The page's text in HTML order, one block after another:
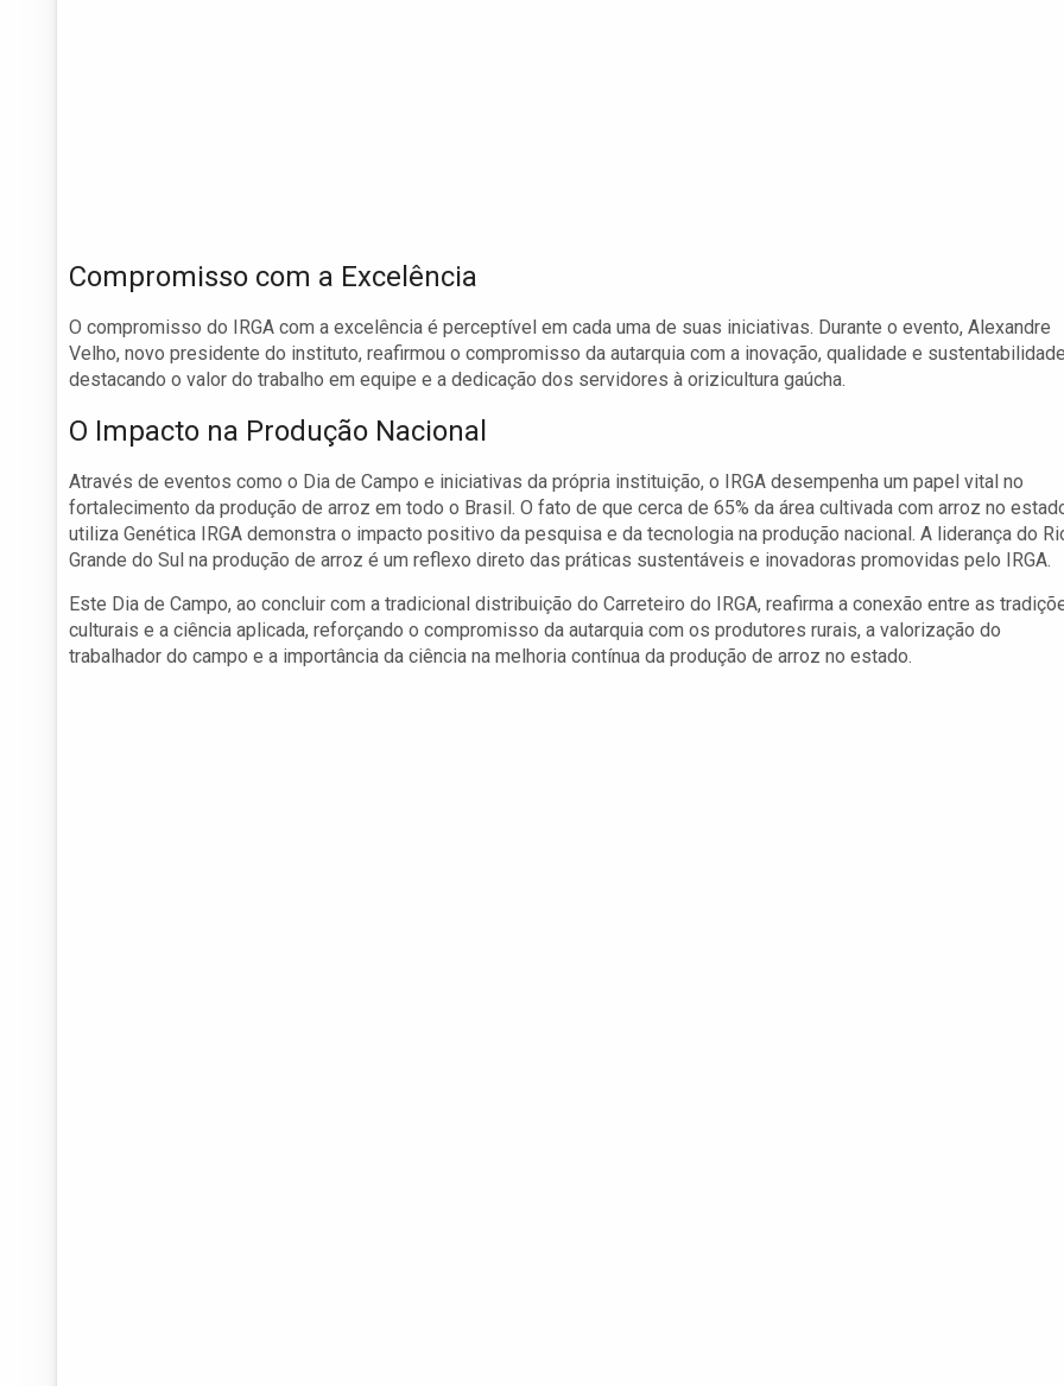
Compromisso com a Excelência
O compromisso do IRGA com a excelência é perceptível em cada uma de suas iniciativas. Durante o evento, Alexandre
Velho, novo presidente do instituto, reafirmou o compromisso da autarquia com a inovação, qualidade e
destacando o valor do trabalho em equipe e a dedicação dos servidores à orizicultura gaúcha.
O Impacto na Produção Nacional
Através de eventos como o Dia de Campo e iniciativas da própria instituição, o IRGA desempenha um papel vital no
fortalecimento da produção de arroz em todo o Brasil. O fato de que cerca de 65% da área cultivada com arroz no
utiliza Genética IRGA demonstra o impacto positivo da pesquisa e da tecnologia na produção nacional. A liderança do
Grande do Sul na produção de arroz é um reflexo direto das práticas sustentáveis e inovadoras promovidas pelo IRGA.
Este Dia de Campo, ao concluir com a tradicional distribuição do Carreteiro do IRGA, reafirma a conexão entre as
culturais e a ciência aplicada, reforçando o compromisso da autarquia com os produtores rurais, a valorização do
trabalhador do campo e a importância da ciência na melhoria contínua da produção de arroz no estado.